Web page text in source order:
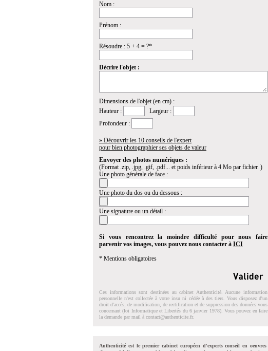
Nom :
Prénom :
Résoudre : 5 + 4 = ?*
Décrire l'objet :
Dimensions de l'objet (en cm) :
Hauteur :
Largeur :
Profondeur :
» Découvrir les 10 conseils de l'expert
pour bien photographier ses objets de valeur
Envoyer des photos numériques :
(Format .zip, .jpg, .gif, .pdf... et poids inférieur à 4 Mo par fichier. )
Une photo générale de face :
Une photo du dos ou du dessous :
Une signature ou un détail :
Si vous rencontrez la moindre difficulté pour nous faire
parvenir vos images, vous pouvez nous contacter à ICI
* Mentions obligatoires
Ces informations sont destinées au cabinet Authenticité. Aucune information
personnelle n'est collectée à votre insu ni cédée à des tiers. Vous disposez d'un
droit d'accés, de modification, de rectification et de suppression des données vous
concernant (loi Informatique et Libertés du 6 janvier 1978). Vous pouvez en faire
la demande par mail à contact@authenticite.fr.
Authenticité est le premier cabinet européen d'experts conseil en oeuvres